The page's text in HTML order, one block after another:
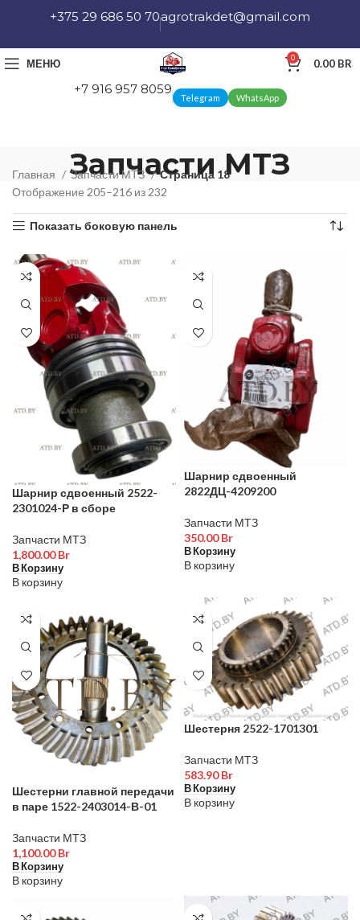
+375 29 686 50 70agrotrakdet@gmail.com
МЕНЮ 0 0.00 BR
+7 916 957 8059
Telegram WhatsApp
Запчасти МТЗ
Главная Запчасти МТЗ
Страница 18
Отображение 205–216 из 232
Показать боковую панель
Шарнир сдвоенный 2522-
2301024-Р в сборе
Запчасти МТЗ
1,800.00Br
В Корзину
В корзину
Шарнир сдвоенный
2822ДЦ-4209200
Запчасти МТЗ
350.00Br
В Корзину
В корзину
Шестерни главной передачи
в паре 1522-2403014-В-01
Запчасти МТЗ
1,100.00Br
В Корзину
В корзину
Шестерня 2522-1701301
Запчасти МТЗ
583.90Br
В Корзину
В корзину